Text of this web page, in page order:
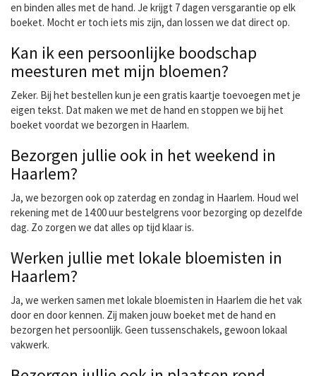
en binden alles met de hand. Je krijgt 7 dagen versgarantie op elk
boeket. Mocht er toch iets mis zijn, dan lossen we dat direct op.
Kan ik een persoonlijke boodschap
meesturen met mijn bloemen?
Zeker. Bij het bestellen kun je een gratis kaartje toevoegen met je
eigen tekst. Dat maken we met de hand en stoppen we bij het
boeket voordat we bezorgen in Haarlem.
Bezorgen jullie ook in het weekend in
Haarlem?
Ja, we bezorgen ook op zaterdag en zondag in Haarlem. Houd wel
rekening met de 14:00 uur bestelgrens voor bezorging op dezelfde
dag. Zo zorgen we dat alles op tijd klaar is.
Werken jullie met lokale bloemisten in
Haarlem?
Ja, we werken samen met lokale bloemisten in Haarlem die het vak
door en door kennen. Zij maken jouw boeket met de hand en
bezorgen het persoonlijk. Geen tussenschakels, gewoon lokaal
vakwerk.